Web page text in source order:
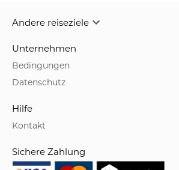
Andere reiseziele
Unternehmen
Bedingungen
Datenschutz
Hilfe
Kontakt
Sichere Zahlung